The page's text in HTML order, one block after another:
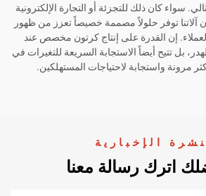
سواء كان ذلك للتجزئة أو التجارة الإلكترونية
آلاتنا توفر حلولاً مصممة خصيصاً تعزز من ظهور
إن القدرة على إنتاج كرتون مخصص عند
بل تتيح أيضاً الاستجابة السريعة للتغيرات في
مرونة واستجابة لاحتياجات المستهلكين.
الإخبارية
اترك رسالة معنا